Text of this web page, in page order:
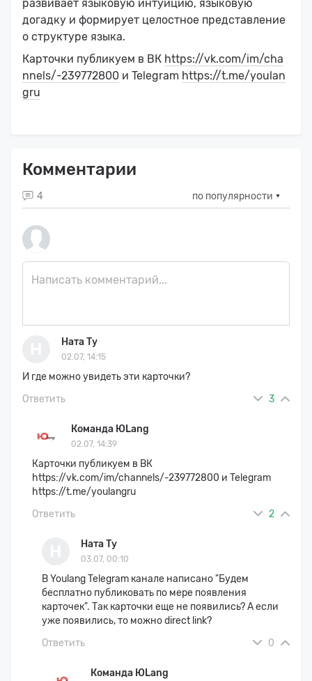
развивает языковую интуицию, языковую
догадку и формирует целостное представление
о структуре языка.
Карточки публикуем в ВК https://vk.com/im/cha
nnels/-239772800 и Telegram https://t.me/youlan
gru
Комментарии
4 по популярности
Ната Ту
02.07, 14:15
И где можно увидеть эти карточки?
Ответить
3
Команда ЮLang
02.07, 14:39
Карточки публикуем в ВК
https://vk.com/im/channels/-239772800 и Telegram
https://t.me/youlangru
Ответить
2
Ната Ту
03.07, 00:10
В Youlang Telegram канале написано "Будем
бесплатно публиковать по мере появления
карточек". Так карточки еще не появились? А если
уже появились, то можно direct link?
Ответить
0
Команда ЮLang